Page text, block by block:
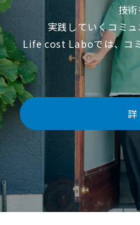
技
実践していくコミ
Life cost Laboでは、コ
詳